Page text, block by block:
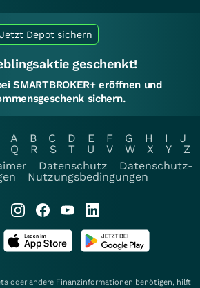
Jetzt Depot sichern
geschenkt!
SMARTBROKER+ eröffnen und
sichern.
A B C D E F G H I
J
Q R S T U V W X Y
Z
Datenschutz
Datenschutz-
Nutzungsbedingungen
oder andere Finanzinformationen benötigen, hilft